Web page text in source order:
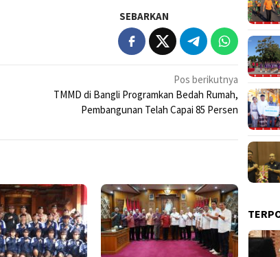
SEBARKAN
Pos berikutnya
TMMD di Bangli Programkan Bedah Rumah,
Pembangunan Telah Capai 85 Persen